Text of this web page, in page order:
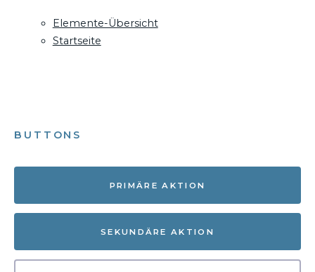
Elemente-Übersicht
Startseite
BUTTONS
PRIMÄRE AKTION
SEKUNDÄRE AKTION